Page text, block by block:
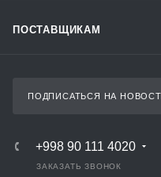
ПОСТАВЩИКАМ
ПОДПИСАТЬСЯ НА
+998 90 111 4020
ЗАКАЗАТЬ ЗВОНОК